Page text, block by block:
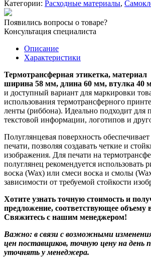
ПГЛ
58х60
мм/3000
шт.
Категории: Расходные материалы,
Появились вопросы о товаре?
Консультация специалиста
Описание
Характеристики
Термотрансферная этикетка, материал
ширина 58 мм, длина 60 мм, втулка 40
и доступный вариант для маркировки
использования термотрансферного
ленты (риббона). Идеально подходит для
текстовой информации, логотипов и
Полуглянцевая поверхность
печати, позволяя создавать четкие и
изображения. Для печати на
полуглянец рекомендуется использовать
воска (Wax) или смеси воска и смолы
зависимости от требуемой стойкости
Хотите узнать точную стоимость и
предложение, соответствующее объему
Свяжитесь с нашим менеджером!
Важно: в связи с возможными
цен поставщиков, точную цену на день
уточнять у менеджера.